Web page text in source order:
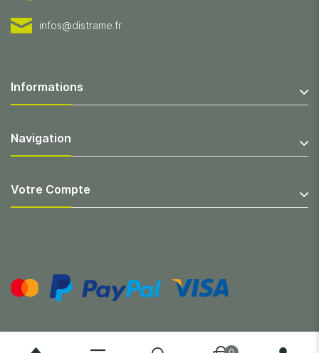
infos@distrame.fr
Informations
Navigation
Votre Compte